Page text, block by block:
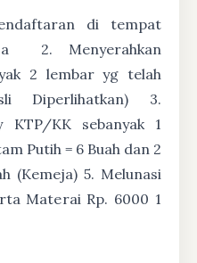
di tempat
2. Menyerahkan
2 lembar yg telah
Diperlihatkan) 3.
KTP/KK sebanyak 1
Putih = 6 Buah dan 2
(Kemeja) 5. Melunasi
Materai Rp. 6000 1